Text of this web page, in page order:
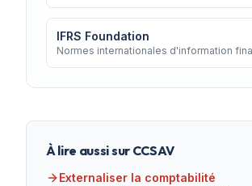
IFRS Foundation
Normes internationales d'information
À lire aussi sur CCSAV
Externaliser la comptabilité